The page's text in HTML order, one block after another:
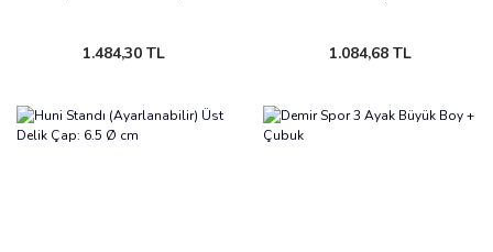
1.484,30 TL 1.084,68 TL